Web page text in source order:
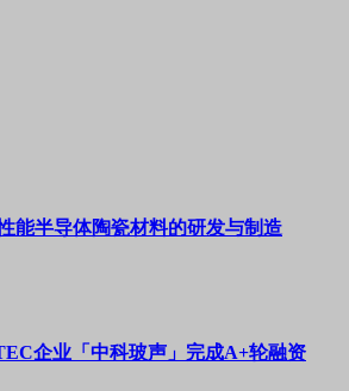
能半导体陶瓷材料的研发与制造
企业「中科玻声」完成A+轮融资